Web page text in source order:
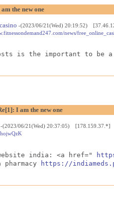
the new one
-(2023/06/21(Wed) 20:19:52)
news/
is the important to be
I am the new one
-(2023/06/21(Wed) 20:37:05) [178.159.37.*]
website india: <a href="
https://